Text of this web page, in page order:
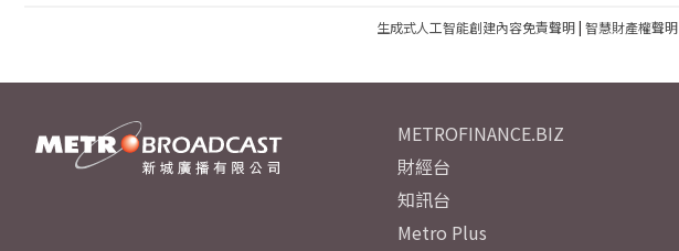
生成式人工智能創建內容免責聲明| 智慧財產權聲明
METROFINANCE.BIZ
財經台
知訊台
Metro Plus